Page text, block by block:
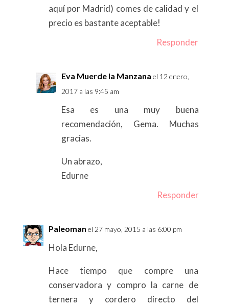
aquí por Madrid) comes de calidad y el
precio es bastante aceptable!
Responder
Eva Muerde la Manzana el 12 enero,
2017 a las 9:45 am
Esa es una muy buena
recomendación, Gema. Muchas
gracias.
Un abrazo,
Edurne
Responder
Paleoman el 27 mayo, 2015 a las 6:00 pm
Hola Edurne,
Hace tiempo que compre una
conservadora y compro la carne de
ternera y cordero directo del